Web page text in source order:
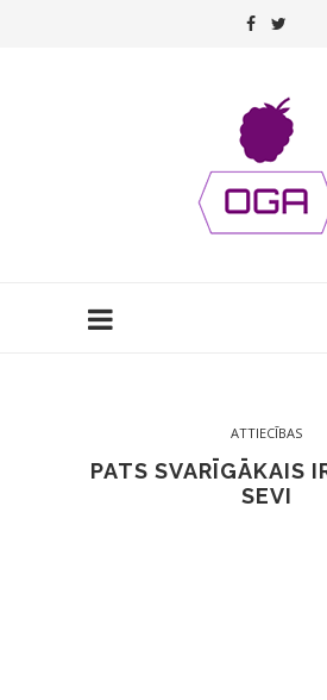
ATTIECĪBAS
PATS SVARĪGĀKAIS
SEVI